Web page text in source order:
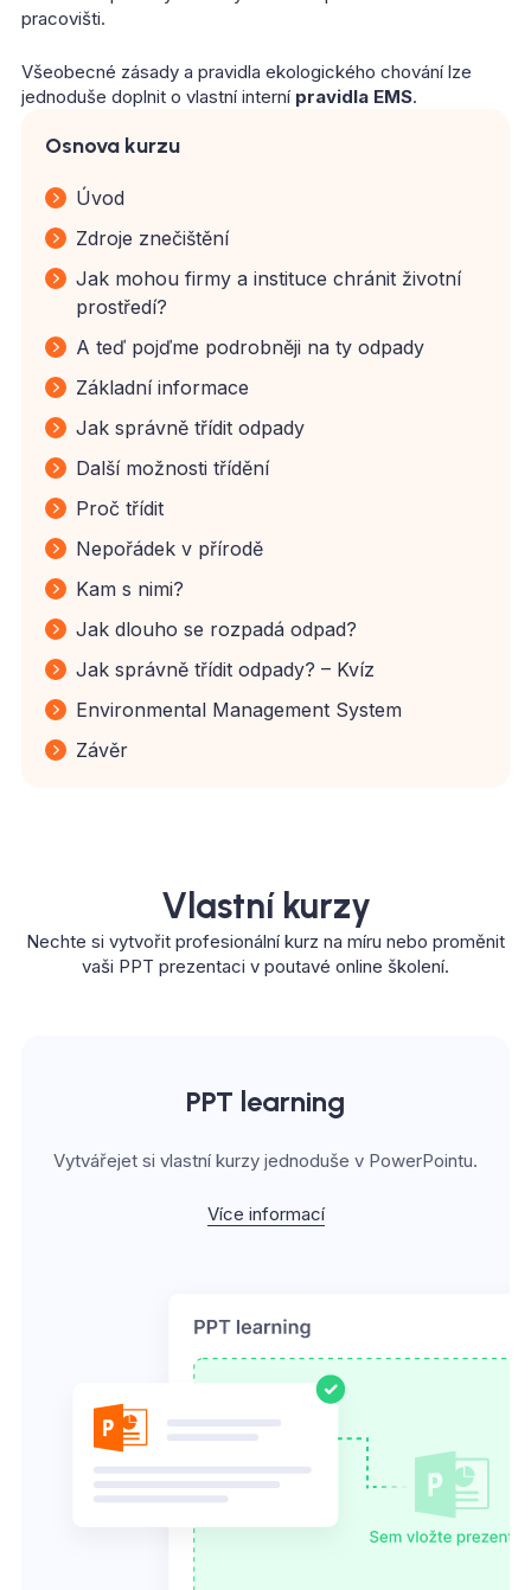
pracovišti.
Všeobecné zásady a pravidla ekologického chování lze
jednoduše doplnit o vlastní interní pravidla EMS.
Osnova kurzu
Úvod
Zdroje znečištění
Jak mohou firmy a instituce chránit životní
prostředí?
A teď pojďme podrobněji na ty odpady
Základní informace
Jak správně třídit odpady
Další možnosti třídění
Proč třídit
Nepořádek v přírodě
Kam s nimi?
Jak dlouho se rozpadá odpad?
Jak správně třídit odpady? – Kvíz
Environmental Management System
Závěr
Vlastní kurzy
Nechte si vytvořit profesionální kurz na míru nebo proměnit
vaši PPT prezentaci v poutavé online školení.
PPT learning
Vytvářejet si vlastní kurzy jednoduše v PowerPointu.
Více informací